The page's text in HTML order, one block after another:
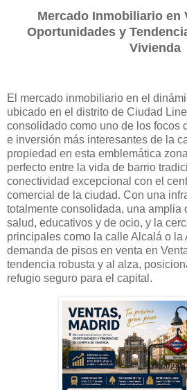
Mercado Inmobiliario en
Oportunidades y
Vivienda
El mercado inmobiliario en el
ubicado en el distrito de Ciudad
consolidado como uno de los focos
e inversión más interesantes de la
propiedad en esta emblemática
perfecto entre la vida de barrio
conectividad excepcional con el
comercial de la ciudad. Con una
totalmente consolidada, una amplia
salud, educativos y de ocio, y la
principales como la calle Alcalá o la
demanda de pisos en venta en
tendencia robusta y al alza,
refugio seguro para el capital.